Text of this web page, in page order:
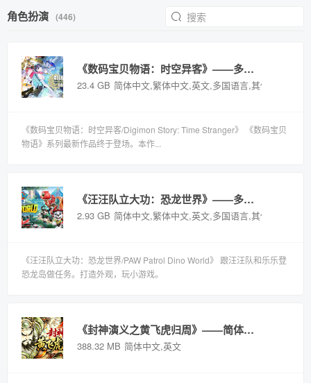
角色扮演 (446)
《数码宝贝物语：时空异客》——多国语言（含简体中文）免安装解压即玩版
23.4 GB 简体中文,繁体中文,英文,多国语言,其他语言
《数码宝贝物语：时空异客/Digimon Story: Time Stranger》 《数码宝贝
物语》系列最新作品终于登场。本作...
《汪汪队立大功：恐龙世界》——多国语言（含简体中文）免安装解压即玩版
2.93 GB 简体中文,繁体中文,英文,多国语言,其他语言
《汪汪队立大功：恐龙世界/PAW Patrol Dino World》 跟汪汪队和乐乐登
恐龙岛做任务。打造外观，玩小游戏。
《封神演义之黄飞虎归周》——简体中文免安装解压即玩版
388.32 MB 简体中文,英文